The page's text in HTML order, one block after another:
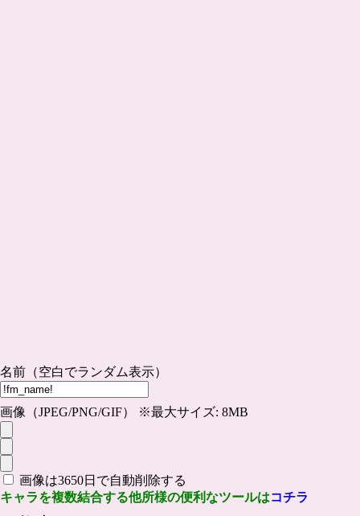
名前（空白でランダム表示）
画像（JPEG/PNG/GIF） ※最大サイズ: 8MB
画像は3650日で自動削除する
キャラを複数結合する他所様の便利なツールはコチラ